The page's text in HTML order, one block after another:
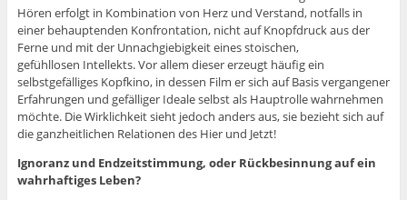
Hören erfolgt in Kombination von Herz und Verstand, notfalls in
einer behauptenden Konfrontation, nicht auf Knopfdruck aus der
Ferne und mit der Unnachgiebigkeit eines stoischen,
gefühllosen Intellekts. Vor allem dieser erzeugt häufig ein
selbstgefälliges Kopfkino, in dessen Film er sich auf Basis vergangener
Erfahrungen und gefälliger Ideale selbst als Hauptrolle wahrnehmen
möchte. Die Wirklichkeit sieht jedoch anders aus, sie bezieht sich auf
die ganzheitlichen Relationen des Hier und Jetzt!
Ignoranz und Endzeitstimmung, oder Rückbesinnung auf ein
wahrhaftiges Leben?